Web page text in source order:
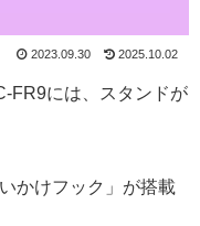
2023.09.30 2025.10.02
FR9には、スタンドが
かけフック」が搭載